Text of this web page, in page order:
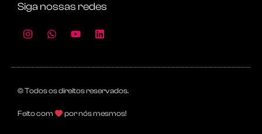
Siga nossas redes
© Todos os direitos reservados.
Feito com por nós mesmos!